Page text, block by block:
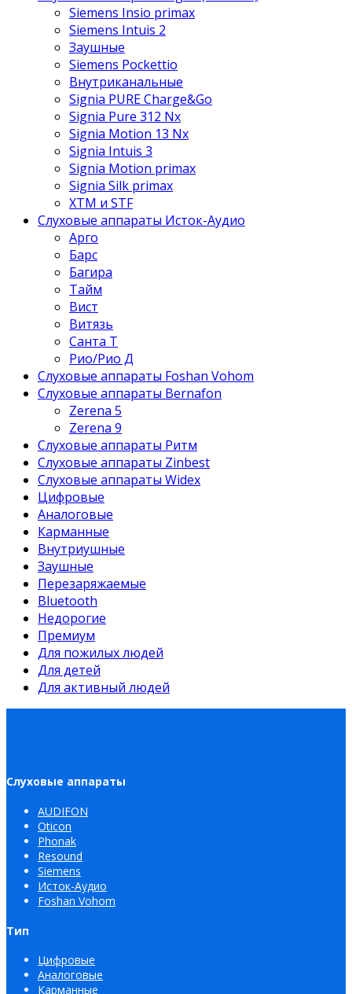
Siemens Insio primax
Siemens Intuis 2
Заушные
Siemens Pockettio
Внутриканальные
Signia PURE Charge&Go
Signia Pure 312 Nx
Signia Motion 13 Nx
Signia Intuis 3
Signia Motion primax
Signia Silk primax
XTM и STF
Слуховые аппараты Исток-Аудио
Арго
Барс
Багира
Тайм
Вист
Витязь
Санта Т
Рио/Рио Д
Слуховые аппараты Foshan Vohom
Слуховые аппараты Bernafon
Zerena 5
Zerena 9
Слуховые аппараты Ритм
Слуховые аппараты Zinbest
Слуховые аппараты Widex
Цифровые
Аналоговые
Карманные
Внутриушные
Заушные
Перезаряжаемые
Bluetooth
Недорогие
Премиум
Для пожилых людей
Для детей
Для активный людей
Слуховые аппараты
AUDIFON
Oticon
Phonak
Resound
Siemens
Исток-Аудио
Foshan Vohom
Тип
Цифровые
Аналоговые
Карманные